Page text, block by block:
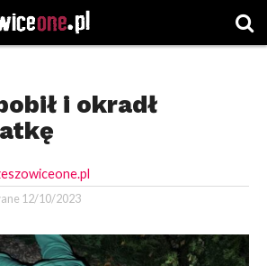
i okradł
12/10/2023